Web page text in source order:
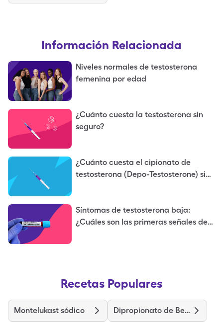
Información Relacionada
Niveles normales de testosterona
femenina por edad
¿Cuánto cuesta la testosterona sin
seguro?
¿Cuánto cuesta el cipionato de
testosterona (Depo-Testosterone) sin
Síntomas de testosterona baja:
¿Cuáles son las primeras señales de
Recetas Populares
Montelukast sódico Dipropionato de Betametasona